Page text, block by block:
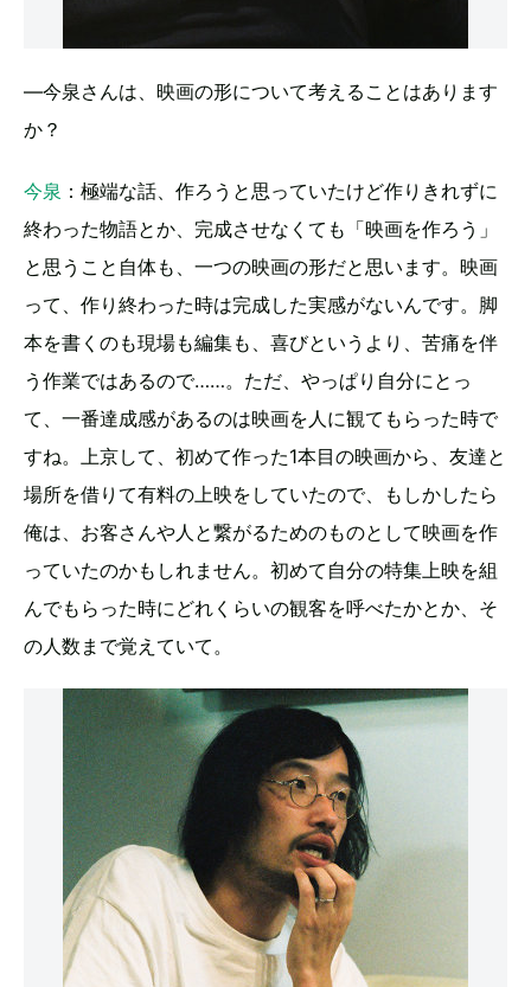
―今泉さんは、映画の形について考えることはあります
か？
今泉 ：極端な話、作ろうと思っていたけど作りきれずに
終わった物語とか、完成させなくても「映画を作ろう」
と思うこと自体も、一つの映画の形だと思います。映画
って、作り終わった時は完成した実感がないんです。脚
本を書くのも現場も編集も、喜びというより、苦痛を伴
う作業ではあるので……。ただ、やっぱり自分にとっ
て、一番達成感があるのは映画を人に観てもらった時で
すね。上京して、初めて作った1本目の映画から、友達と
場所を借りて有料の上映をしていたので、もしかしたら
俺は、お客さんや人と繋がるためのものとして映画を作
っていたのかもしれません。初めて自分の特集上映を組
んでもらった時にどれくらいの観客を呼べたかとか、そ
の人数まで覚えていて。